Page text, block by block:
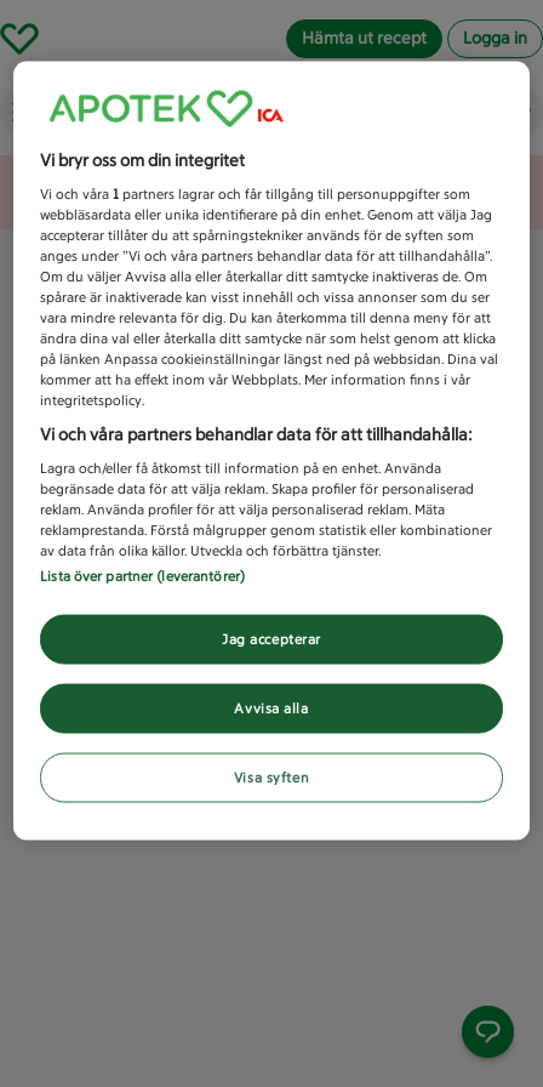
Hämta ut recept Logga in
Vad letar du efter idag?
Unknown error
Vi bryr oss om din integritet
Vi och våra1 partners lagrar och får tillgång till personuppgifter som
webbläsardata eller unika identifierare på din enhet. Genom att välja Jag
accepterar tillåter du att spårningstekniker används för de syften som
anges under ”Vi och våra partners behandlar data för att tillhandahålla”.
Om du väljer Avvisa alla eller återkallar ditt samtycke inaktiveras de. Om
spårare är inaktiverade kan visst innehåll och vissa annonser som du ser
vara mindre relevanta för dig. Du kan återkomma till denna meny för att
ändra dina val eller återkalla ditt samtycke när som helst genom att klicka
på länken Anpassa cookieinställningar längst ned på webbsidan. Dina val
kommer att ha effekt inom vår Webbplats. Mer information finns i vår
integritetspolicy.
Vi och våra partners behandlar data för att tillhandahålla:
Lagra och/eller få åtkomst till information på en enhet. Använda
begränsade data för att välja reklam. Skapa profiler för personaliserad
reklam. Använda profiler för att välja personaliserad reklam. Mäta
reklamprestanda. Förstå målgrupper genom statistik eller kombinationer
av data från olika källor. Utveckla och förbättra tjänster.
Lista över partner (leverantörer)
Avvisa alla
Jag accepterar
Visa syften